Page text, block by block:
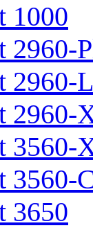
1000
2960-
2960-L
2960-
3560-
3560-
3650